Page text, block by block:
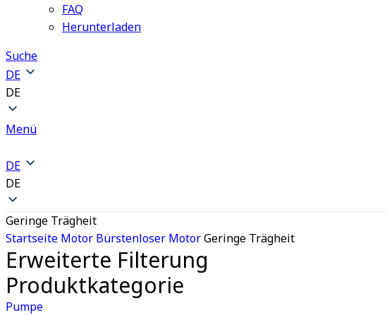
FAQ
Herunterladen
Suche
DE
DE
Menü
DE
DE
Geringe Trägheit
Startseite Motor Bürstenloser MotorGeringe Trägheit
Erweiterte Filterung
Produktkategorie
Pumpe